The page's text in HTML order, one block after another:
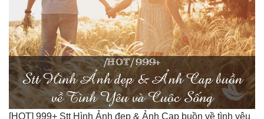
[HOT] 999+ Stt Hình Ảnh đẹp & Ảnh Cap buồn về tình yêu